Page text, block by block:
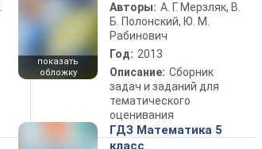
показать
обложку
Авторы: А. Г. Мерзляк, В.
Б. Полонский, Ю. М.
Рабинович
Год: 2013
Описание: Сборник
задач и заданий для
тематического
оценивания
ГДЗ Математика 5
класс